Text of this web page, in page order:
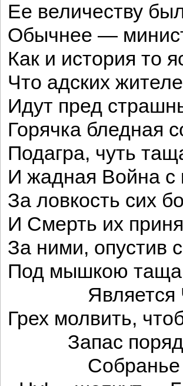
Ее величеству
Обычнее —
Как и история то
Что адских
Идут пред
Горячка бледная
Подагра, чуть
И жадная Война с
За ловкость сих
И Смерть их
За ними, опустив
Под мышкою таща
Является
Грех молвить,
Запас
Собранье